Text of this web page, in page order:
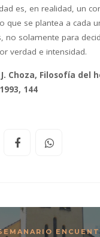
es, en realidad, un
que se plantea a cada
no solamente para
verdad e intensidad.
Choza, Filosofía del
144